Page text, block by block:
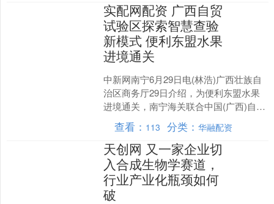
实配网配资 广西自贸
试验区探索智慧查验
新模式 便利东盟水果
进境通关
中新网南宁6月29日电(林浩)广西壮族自
治区商务厅29日介绍，为便利东盟水果
进境通关，南宁海关联合中国(广西)自由
贸易试验区，推出进境水果智慧查验新
模式，实现安....
查看： 113 分类：华融配资
天创网 又一家企业切
入合成生物学赛道，
行业产业化瓶颈如何
破